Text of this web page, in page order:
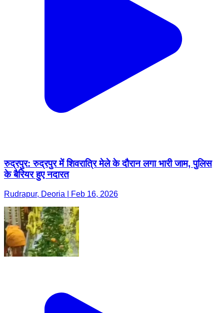
रुद्रपुर: रुद्रपुर में शिवरात्रि मेले के दौरान लगा भारी जाम, पुलिस
के बैरियर हुए नदारत
Rudrapur, Deoria | Feb 16, 2026